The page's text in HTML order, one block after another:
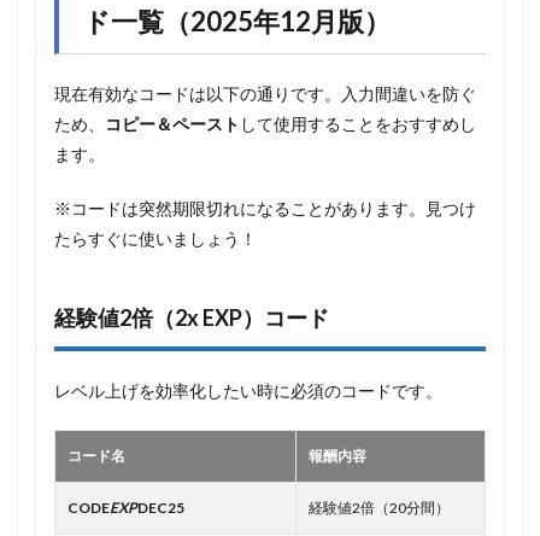
ド一覧（2025年12月版）
現在有効なコードは以下の通りです。入力間違いを防ぐ
ため、
コピー＆ペースト して使用することをおすすめし
ます。
※コードは突然期限切れになることがあります。見つけ
たらすぐに使いましょう！
経験値2倍（2x EXP）コード
レベル上げを効率化したい時に必須のコードです。
コード名 報酬内容
CODEEXPDEC25 経験値2倍（20分間）